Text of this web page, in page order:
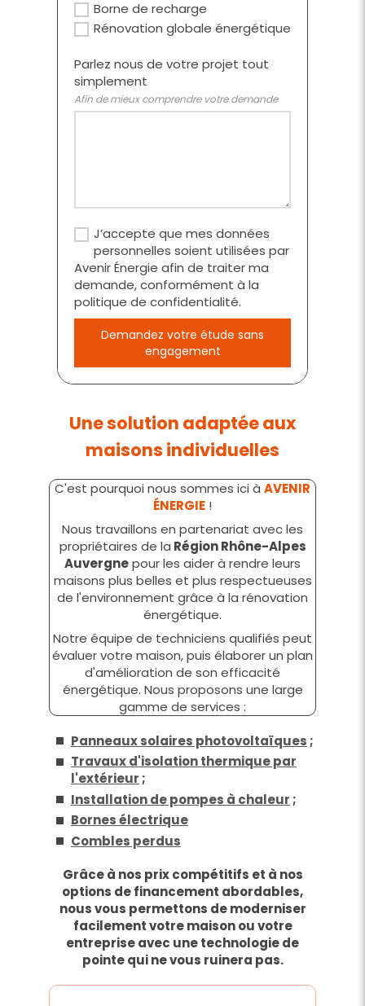
Borne de recharge
Rénovation globale énergétique
Parlez nous de votre projet tout
simplement
Afin de mieux comprendre votre demande
J’accepte que mes données
personnelles soient utilisées par
Avenir Énergie afin de traiter ma
demande, conformément à la
politique de confidentialité.
Demandez votre étude sans
engagement
Une solution adaptée aux
maisons individuelles
C'est pourquoi nous sommes ici à AVENIR
ÉNERGIE !
Nous travaillons en partenariat avec les
propriétaires de la Région Rhône-Alpes
Auvergnepour les aider à rendre leurs
maisons plus belles et plus respectueuses
de l'environnement grâce à la rénovation
énergétique.
Notre équipe de techniciens qualifiés peut
évaluer votre maison, puis élaborer un plan
d'amélioration de son efficacité
énergétique. Nous proposons une large
gamme de services :
Panneaux solaires photovoltaïques ;
Travaux d'isolation thermique par
l'extérieur ;
Installation de pompes à chaleur ;
Bornes électrique
Combles perdus
Grâce à nos prix compétitifs et à nos
options de financement abordables,
nous vous permettons de moderniser
facilement votre maison ou votre
entreprise avec une technologie de
pointe qui ne vous ruinera pas.